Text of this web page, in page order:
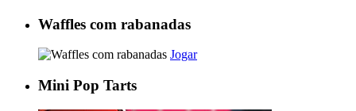
Waffles com rabanadas
Jogar
Mini Pop Tarts